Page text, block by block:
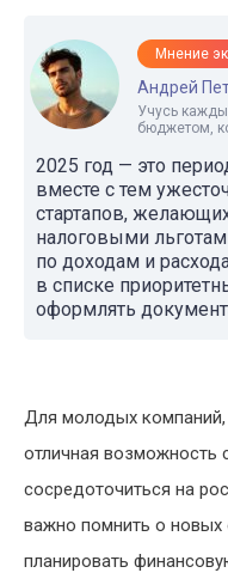
Мнение
Андрей
Учусь
бюджетом,
2025 год — это
вместе с тем
стартапов,
налоговыми
по доходам и
в списке
оформлять
Для молодых компаний,
отличная возможность
сосредоточиться на
важно помнить о новых
планировать